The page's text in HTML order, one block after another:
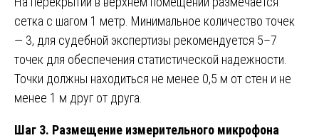
сетка с шагом 1 метр. Минимальное количество точек
— 3, для судебной экспертизы рекомендуется 5–7
точек для обеспечения статистической надежности.
Точки должны находиться не менее 0,5 м от стен и не
менее 1 м друг от друга.
Шаг 3. Размещение измерительного микрофона